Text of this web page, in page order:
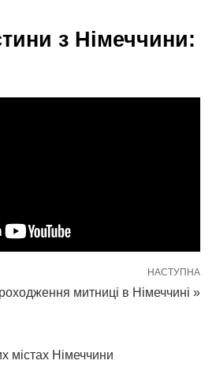
з Німеччини:
НАСТУПНА
митниці в Німеччині »
містах Німеччини